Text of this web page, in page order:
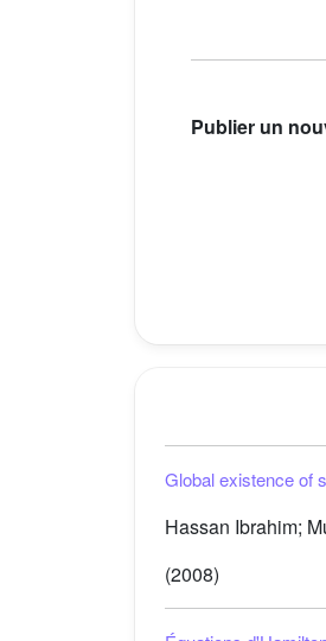
Publier un
Global existence of
Hassan Ibrahim;
(2008)